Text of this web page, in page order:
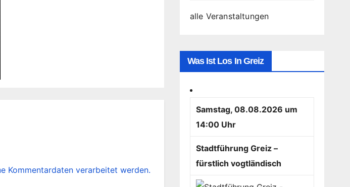
Kommentardaten verarbeitet werden.
alle Veranstaltungen
Was Ist Los In Greiz
Samstag, 08.08.2026 um
14:00 Uhr
Stadtführung Greiz –
fürstlich vogtländisch